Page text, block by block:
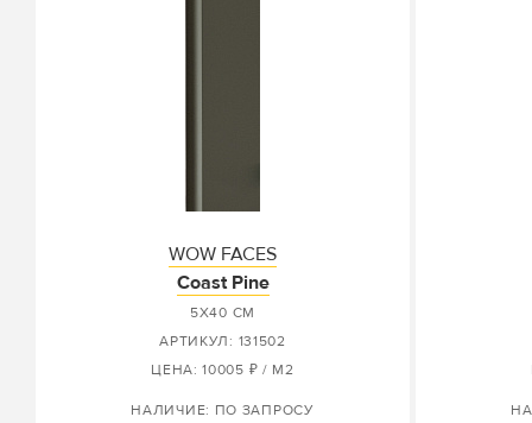
WOW FACES
Coast Pine
5X40 СМ
АРТИКУЛ: 131502
ЦЕНА: 10005 ₽ / М2
НАЛИЧИЕ: ПО ЗАПРОСУ